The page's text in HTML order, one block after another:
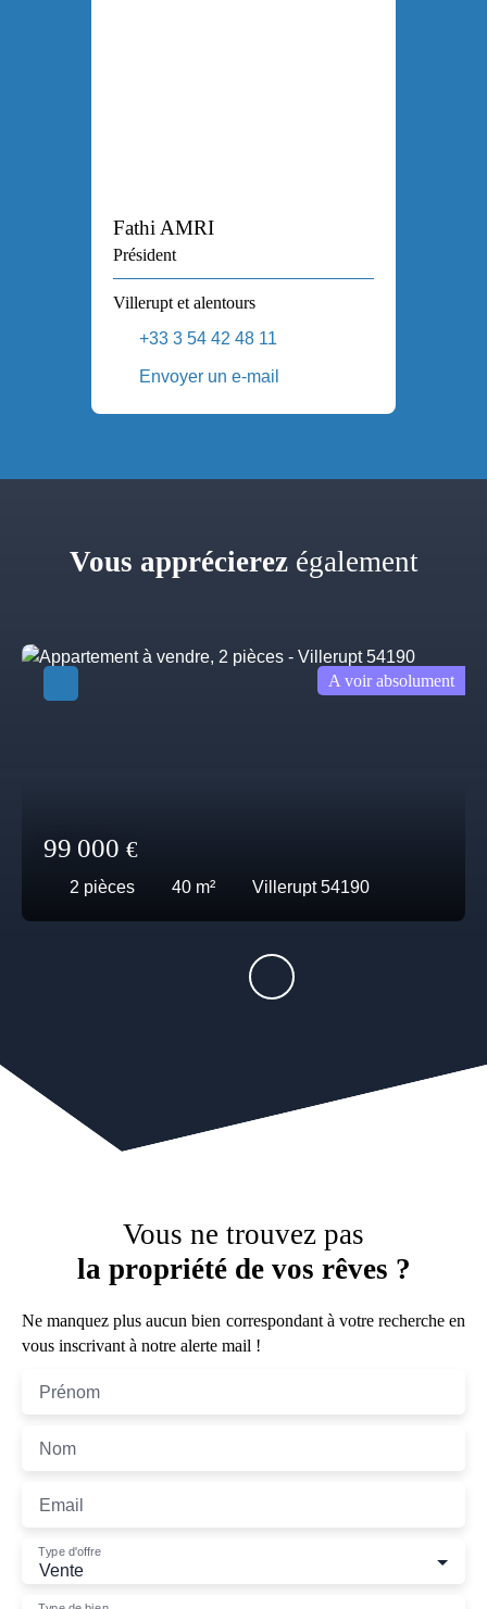
Fathi AMRI
Président
Villerupt et alentours
+33 3 54 42 48 11
Envoyer un e-mail
Vous apprécierezégalement
99 000 €
2 pièces 40 m² Villerupt 54190
A voir absolument
Vous ne trouvez pas
la propriété de vos rêves ?
Ne manquez plus aucun bien correspondant à votre recherche en
vous inscrivant à notre alerte mail !
Prénom
Nom
Email
Vente
Type d'offre